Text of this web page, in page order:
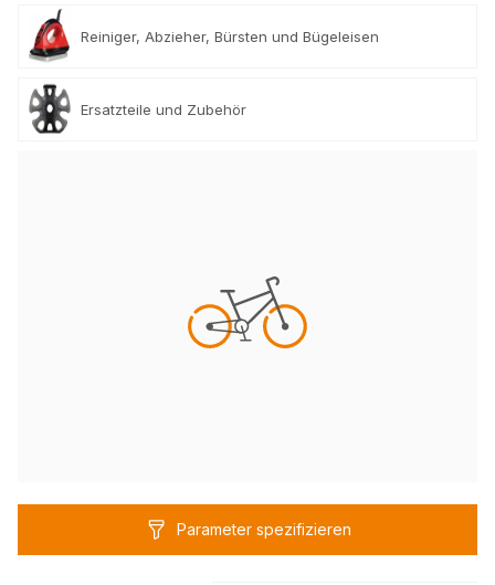
Reiniger, Abzieher, Bürsten und Bügeleisen
Ersatzteile und Zubehör
Parameter spezifizieren